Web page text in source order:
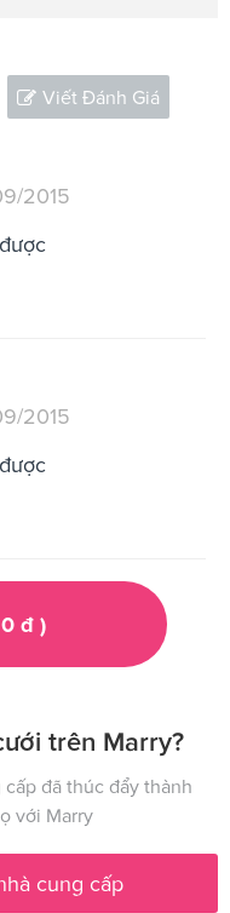
Viết Đánh Giá
2015
2015
0đ )
trên Marry?
đã thúc đẩy thành
với Marry
cung cấp